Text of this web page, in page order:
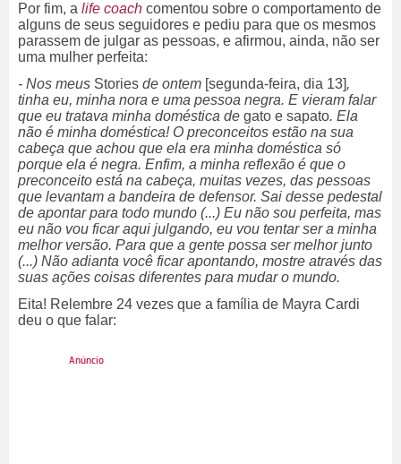
Por fim, a life coach comentou sobre o comportamento de
alguns de seus seguidores e pediu para que os mesmos
parassem de julgar as pessoas, e afirmou, ainda, não ser
uma mulher perfeita:
- Nos meus Stories de ontem [segunda-feira, dia 13],
tinha eu, minha nora e uma pessoa negra. E vieram falar
que eu tratava minha doméstica de gato e sapato. Ela
não é minha doméstica! O preconceitos estão na sua
cabeça que achou que ela era minha doméstica só
porque ela é negra. Enfim, a minha reflexão é que o
preconceito está na cabeça, muitas vezes, das pessoas
que levantam a bandeira de defensor. Sai desse pedestal
de apontar para todo mundo (...) Eu não sou perfeita, mas
eu não vou ficar aqui julgando, eu vou tentar ser a minha
melhor versão. Para que a gente possa ser melhor junto
(...) Não adianta você ficar apontando, mostre através das
suas ações coisas diferentes para mudar o mundo.
Eita! Relembre 24 vezes que a família de Mayra Cardi
deu o que falar: